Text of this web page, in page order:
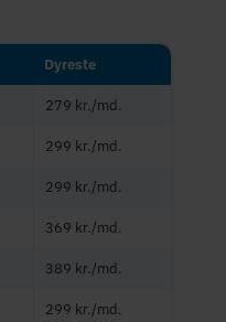
Dyreste
279 kr./md.
299 kr./md.
299 kr./md.
369 kr./md.
389 kr./md.
299 kr./md.